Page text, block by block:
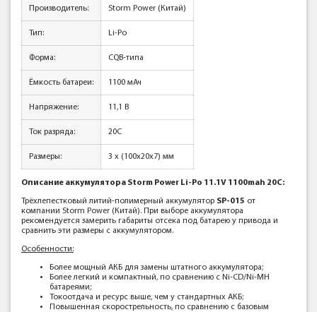
Производитель: Storm Power (Китай)
Тип: Li-Po
Форма: CQB-типа
Ёмкость батареи: 1100 мАч
Напряжение: 11,1 В
Ток разряда: 20C
Размеры: 3 x (100x20x7) мм
Описание аккумулятора Storm Power Li-Po 11.1V 1100mah 20C:
Трёхлепестковый литий-полимерный аккумулятор SP-015 от
компании Storm Power (Китай). При выборе аккумулятора
рекомендуется замерить габариты отсека под батарею у привода и
сравнить эти размеры с аккумулятором.
Особенности:
Более мощный АКБ для замены штатного аккумулятора;
Более легкий и компактный, по сравнению с Ni-CD/Ni-MH
батареями;
Токоотдача и ресурс выше, чем у стандартных АКБ;
Повышенная скорострельность, по сравнению с базовым